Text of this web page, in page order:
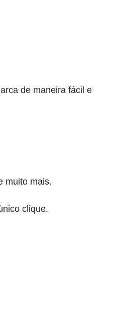
de maneira fácil e
muito mais.
clique.